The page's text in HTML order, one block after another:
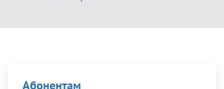
Абонентам